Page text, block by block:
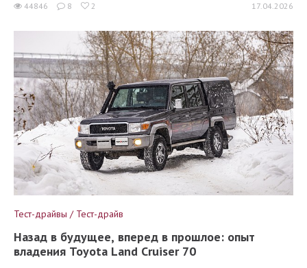
44846 8 2 17.04.2026
Тест-драйвы / Тест-драйв
Назад в будущее, вперед в прошлое: опыт
владения Toyota Land Cruiser 70